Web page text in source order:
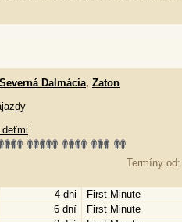
Severná Dalmácia, Zaton
deťmi
Termíny
4 dni First Minute
6 dní First Minute